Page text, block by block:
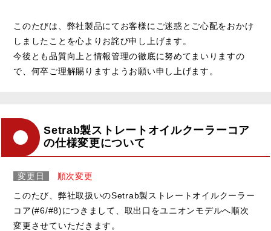
このたびは、弊社製品にてお客様にご迷惑とご心配をおかけ
しましたことを心よりお詫び申し上げます。
今後とも品質向上と情報管理の徹底に努めてまいりますの
で、何卒ご理解賜りますようお願い申し上げます。
Setrab製ストレートオイルクーラーコア
の仕様変更について
変更日
順次変更
このたび、弊社取扱いのSetrab製ストレートオイルクーラー
コア(#6/#8)につきまして、取出口をユニオンモデルへ順次
変更させていただきます。